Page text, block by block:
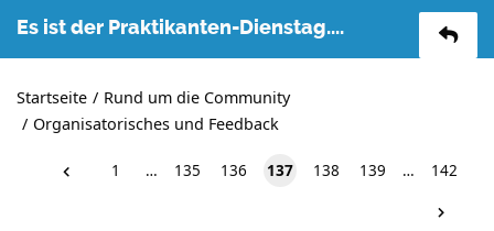
Es ist der Praktikanten-Dienstag....
Startseite
Rund um die Community
Organisatorisches und Feedback
1 … 135 136 137 138 139 … 142